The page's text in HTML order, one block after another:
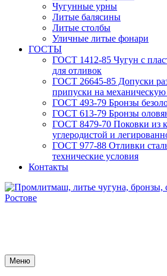
Чугунные урны
Литые балясины
Литые столбы
Уличные литые фонари
ГОСТЫ
ГОСТ 1412-85 Чугун с
для отливок
ГОСТ 26645-85 Допуски
припуски на механическую
ГОСТ 493-79 Бронзы
ГОСТ 613-79 Бронзы
ГОСТ 8479-70 Поковки из
углеродистой и
ГОСТ 977-88 Отливки
технические условия
Контакты
Меню